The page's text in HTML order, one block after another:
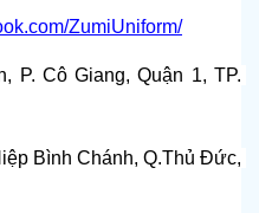
ZumiUniform/
P. Cô Giang, Quận 1, TP.
Bình Chánh, Q.Thủ Đức,